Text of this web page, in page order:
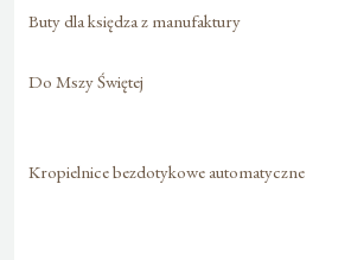
Buty dla księdza z manufaktury
Do Mszy Świętej
Kropielnice bezdotykowe automatyczne